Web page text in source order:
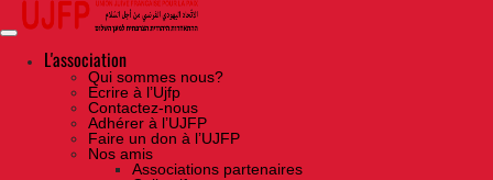
Skip
the
contentL'association
Qui sommes nous?
Ecrire à l’Ujfp
Contactez-nous
Adhérer à l’UJFP
Faire un don à l’UJFP
Nos amis
Associations partenaires